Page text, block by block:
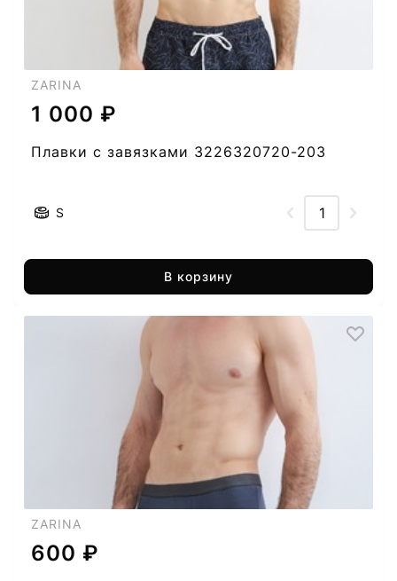
ZARINA
1 000 ₽
Плавки с завязками 3226320720-203
S
В корзину
ZARINA
600 ₽